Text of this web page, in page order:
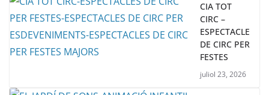
CIA TOT
CIRC –
ESPECTACLE
DE CIRC PER
FESTES
juliol 23, 2026